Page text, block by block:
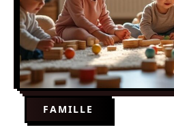
FAMILLE